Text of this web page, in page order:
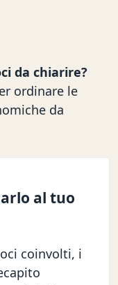
da chiarire?
ordinare le
da
al tuo
coinvolti, i